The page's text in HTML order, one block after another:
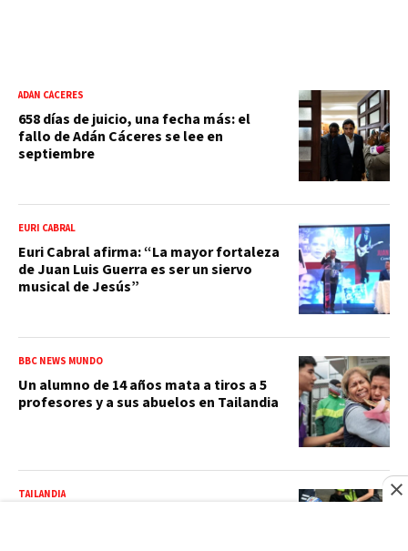
ADÁN CÁCERES
658 días de juicio, una fecha más: el
fallo de Adán Cáceres se lee en
septiembre
EURI CABRAL
Euri Cabral afirma: “La mayor fortaleza
de Juan Luis Guerra es ser un siervo
musical de Jesús”
BBC NEWS MUNDO
Un alumno de 14 años mata a tiros a 5
profesores y a sus abuelos en Tailandia
TAILANDIA